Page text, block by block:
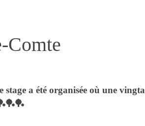
Comte
a été organisée où une